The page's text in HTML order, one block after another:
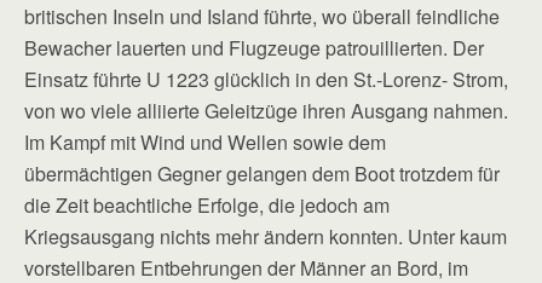
britischen Inseln und Island führte, wo überall feindliche
Bewacher lauerten und Flugzeuge patrouillierten. Der
Einsatz führte U 1223 glücklich in den St.-Lorenz- Strom,
von wo viele alliierte Geleitzüge ihren Ausgang nahmen.
Im Kampf mit Wind und Wellen sowie dem
übermächtigen Gegner gelangen dem Boot trotzdem für
die Zeit beachtliche Erfolge, die jedoch am
Kriegsausgang nichts mehr ändern konnten. Unter kaum
vorstellbaren Entbehrungen der Männer an Bord, im